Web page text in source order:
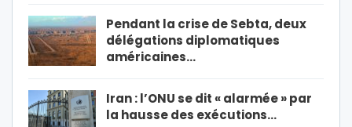
Pendant la crise de Sebta, deux
délégations diplomatiques
américaines…
Iran : l’ONU se dit « alarmée » par
la hausse des exécutions…